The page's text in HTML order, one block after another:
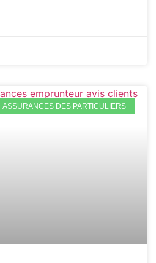
ASSURANCES DES PARTICULIERS